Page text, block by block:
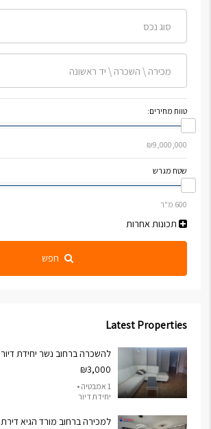
סוג נכס
מכירה \ השכרה \ יד ראשונה
טווח מחירים:
שטח מגרש
תכונות אחרות
חפש
Latest Properties
להשכרה ברחוב נשר יחידת דיור 2 חדרים
₪3,000
1 אמבטיה •
יחידת דיור
למכירה ברחוב מורד הגיא דירת 3.5 חדרים